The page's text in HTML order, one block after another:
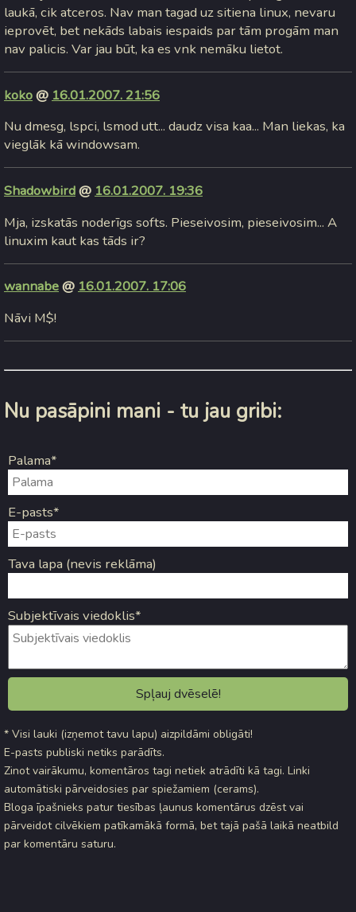
laukā, cik atceros. Nav man tagad uz sitiena linux, nevaru
ieprovēt, bet nekāds labais iespaids par tām progām man
nav palicis. Var jau būt, ka es vnk nemāku lietot.
koko@ 16.01.2007. 21:56
Nu dmesg, lspci, lsmod utt... daudz visa kaa... Man liekas, ka
vieglāk kā windowsam.
Shadowbird@ 16.01.2007. 19:36
Mja, izskatās noderīgs softs. Pieseivosim, pieseivosim... A
linuxim kaut kas tāds ir?
wannabe@ 16.01.2007. 17:06
Nāvi M$!
Nu pasāpini mani - tu jau gribi:
Palama*
E-pasts*
Tava lapa (nevis reklāma)
Subjektīvais viedoklis*
* Visi lauki (izņemot tavu lapu) aizpildāmi obligāti!
E-pasts publiski netiks parādīts.
Zinot vairākumu, komentāros tagi netiek atrādīti kā tagi. Linki
automātiski pārveidosies par spiežamiem (cerams).
Bloga īpašnieks patur tiesības ļaunus komentārus dzēst vai
pārveidot cilvēkiem patīkamākā formā, bet tajā pašā laikā neatbild
par komentāru saturu.